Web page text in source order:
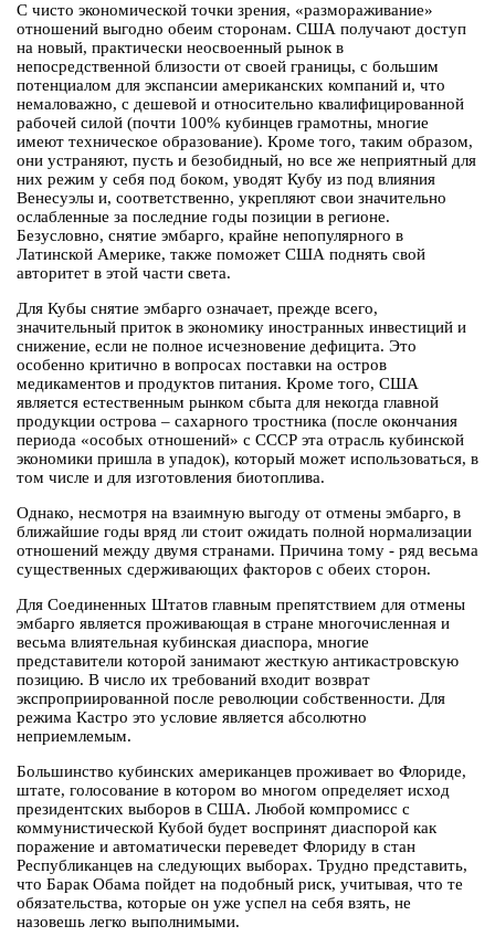
С чисто экономической точки зрения, «размораживание»
отношений выгодно обеим сторонам. США получают доступ
на новый, практически неосвоенный рынок в
непосредственной близости от своей границы, с большим
потенциалом для экспансии американских компаний и, что
немаловажно, с дешевой и относительно квалифицированной
рабочей силой (почти 100% кубинцев грамотны, многие
имеют техническое образование). Кроме того, таким образом,
они устраняют, пусть и безобидный, но все же неприятный для
них режим у себя под боком, уводят Кубу из под влияния
Венесуэлы и, соответственно, укрепляют свои значительно
ослабленные за последние годы позиции в регионе.
Безусловно, снятие эмбарго, крайне непопулярного в
Латинской Америке, также поможет США поднять свой
авторитет в этой части света.
Для Кубы снятие эмбарго означает, прежде всего,
значительный приток в экономику иностранных инвестиций и
снижение, если не полное исчезновение дефицита. Это
особенно критично в вопросах поставки на остров
медикаментов и продуктов питания. Кроме того, США
является естественным рынком сбыта для некогда главной
продукции острова – сахарного тростника (после окончания
периода «особых отношений» с СССР эта отрасль кубинской
экономики пришла в упадок), который может использоваться, в
том числе и для изготовления биотоплива.
Однако, несмотря на взаимную выгоду от отмены эмбарго, в
ближайшие годы вряд ли стоит ожидать полной нормализации
отношений между двумя странами. Причина тому - ряд весьма
существенных сдерживающих факторов с обеих сторон.
Для Соединенных Штатов главным препятствием для отмены
эмбарго является проживающая в стране многочисленная и
весьма влиятельная кубинская диаспора, многие
представители которой занимают жесткую антикастровскую
позицию. В число их требований входит возврат
экспроприированной после революции собственности. Для
режима Кастро это условие является абсолютно
неприемлемым.
Большинство кубинских американцев проживает во Флориде,
штате, голосование в котором во многом определяет исход
президентских выборов в США. Любой компромисс с
коммунистической Кубой будет воспринят диаспорой как
поражение и автоматически переведет Флориду в стан
Республиканцев на следующих выборах. Трудно представить,
что Барак Обама пойдет на подобный риск, учитывая, что те
обязательства, которые он уже успел на себя взять, не
назовешь легко выполнимыми.